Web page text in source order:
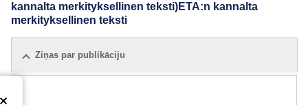
kannalta merkityksellinen teksti)ETA:n kannalta
merkityksellinen teksti
Ziņas par publikāciju